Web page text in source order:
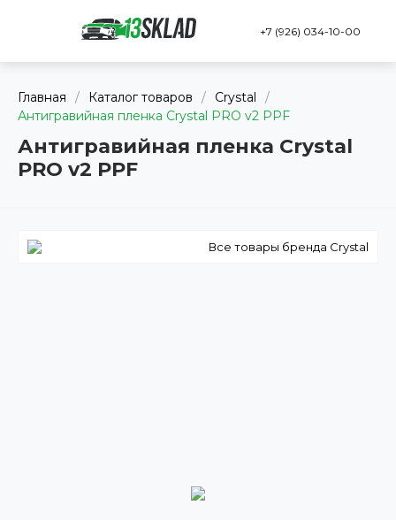
+7 (926) 034-10-00
Главная / Каталог товаров / Crystal
/
Антигравийная пленка Crystal PRO v2 PPF
Антигравийная пленка Crystal
PRO v2 PPF
Все товары бренда Crystal